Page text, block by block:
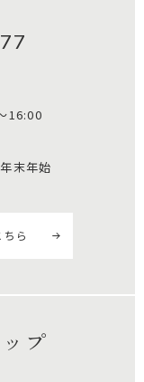
16:00
末年始
ら
プ